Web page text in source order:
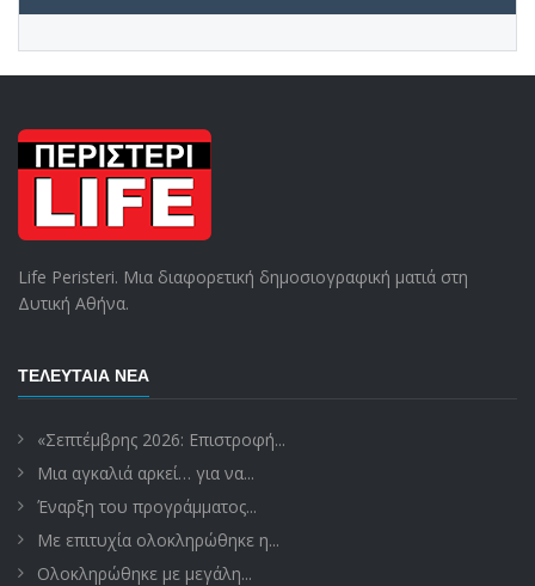
Life Peristeri. Μια διαφορετική δημοσιογραφική ματιά στη
Δυτική Αθήνα.
ΤΕΛΕΥΤΑΊΑ ΝΈΑ
«Σεπτέμβρης 2026: Επιστροφή...
Μια αγκαλιά αρκεί… για να...
Έναρξη του προγράμματος...
Με επιτυχία ολοκληρώθηκε η...
Ολοκληρώθηκε με μεγάλη...